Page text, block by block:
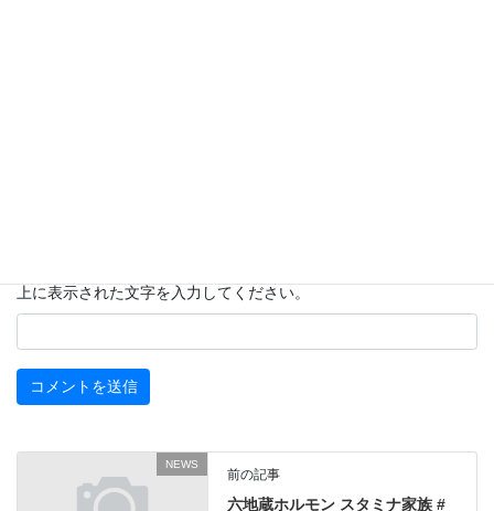
上に表示された文字を入力してください。
NEWS
前の記事
六地蔵ホルモン スタミナ家族 #